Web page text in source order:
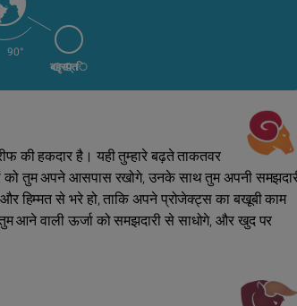
बृहस्पति
90°
की हकदार है। यही तुम्हारे बढ़ते ताकतवर
तुम अपने आसपास रखोगे, उनके साथ तुम अपनी
हिम्मत से भरे हो, ताकि अपने प्रोजेक्ट्स का बखूबी काम
वाली ऊर्जा को समझदारी से साधोगे, और खुद पर